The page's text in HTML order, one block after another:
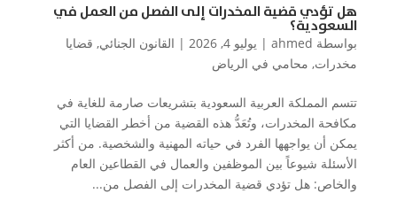
هل تؤدي قضية المخدرات إلى الفصل من العمل في
السعودية؟
بواسطة ahmed
| يوليو 4, 2026 | القانون الجنائي, قضايا
مخدرات, محامي في الرياض
تتسم المملكة العربية السعودية بتشريعات صارمة للغاية في
مكافحة المخدرات، وتُعَدُّ هذه القضية من أخطر القضايا التي
يمكن أن يواجهها الفرد في حياته المهنية والشخصية. من أكثر
الأسئلة شيوعاً بين الموظفين والعمال في القطاعين العام
والخاص: هل تؤدي قضية المخدرات إلى الفصل من...